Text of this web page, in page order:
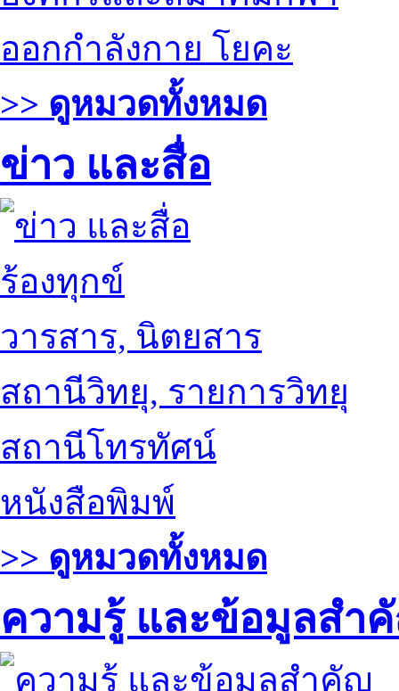
ออกกำลังกาย โยคะ
>> ดูหมวดทั้งหมด
ข่าว และสื่อ
ร้องทุกข์
วารสาร, นิตยสาร
สถานีวิทยุ, รายการวิทยุ
สถานีโทรทัศน์
หนังสือพิมพ์
>> ดูหมวดทั้งหมด
ความรู้ และข้อมูลสำ